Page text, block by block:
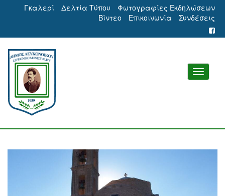
Γκαλερί Δελτία Τύπου
Φωτογραφίες Εκδηλώσεων
Βίντεο
Επικοινωνία Συνδέσεις